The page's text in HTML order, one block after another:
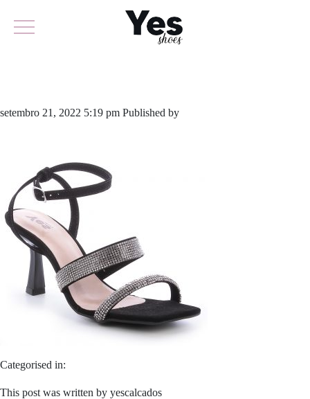
setembro 21, 2022 5:19 pm Published by
Categorised in:
This post was written by yescalcados